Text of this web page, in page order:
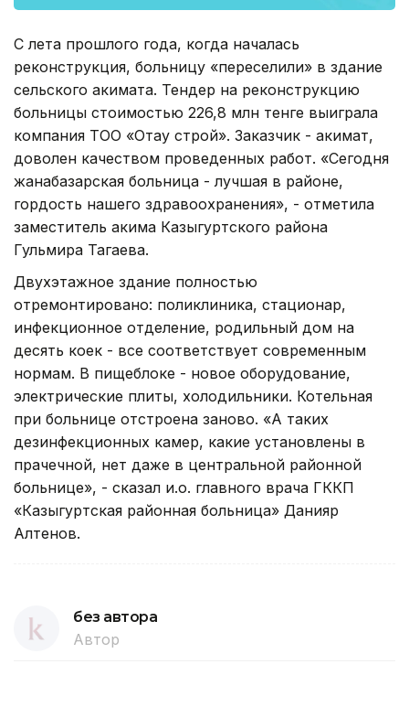
С лета прошлого года, когда началась
реконструкция, больницу «переселили» в здание
сельского акимата. Тендер на реконструкцию
больницы стоимостью 226,8 млн тенге выиграла
компания ТОО «Отау строй». Заказчик - акимат,
доволен качеством проведенных работ. «Сегодня
жанабазарская больница - лучшая в районе,
гордость нашего здравоохранения», - отметила
заместитель акима Казыгуртского района
Гульмира Тагаева.
Двухэтажное здание полностью
отремонтировано: поликлиника, стационар,
инфекционное отделение, родильный дом на
десять коек - все соответствует современным
нормам. В пищеблоке - новое оборудование,
электрические плиты, холодильники. Котельная
при больнице отстроена заново. «А таких
дезинфекционных камер, какие установлены в
прачечной, нет даже в центральной районной
больнице», - сказал и.о. главного врача ГККП
«Казыгуртская районная больница» Данияр
Алтенов.
без автора
Автор